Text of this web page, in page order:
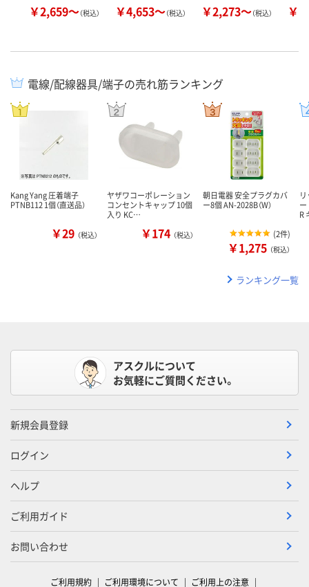
￥2,659～（税込） ￥4,653～（税込） ￥2,273～（税込） ￥
電線/配線器具/端子の売れ筋ランキング
Kang Yang 圧着端子
PTNB112 1個（直送品）
￥29 （税込）
ヤザワコーポレーション
コンセントキャップ 10個
入り KC…
￥174 （税込）
朝日電器 安全プラグカバ
ー8個 AN-2028B（W）
(2件)
￥1,275 （税込）
R
ランキング一覧
アスクルについて
お気軽にご質問ください。
新規会員登録
ログイン
ヘルプ
ご利用ガイド
お問い合わせ
ご利用規約 ご利用環境について ご利用上の注意